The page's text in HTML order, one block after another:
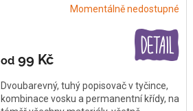
Momentálně nedostupné
od99 Kč
Dvoubarevný, tuhý popisovač v tyčince,
kombinace vosku a permanentní křídy, na